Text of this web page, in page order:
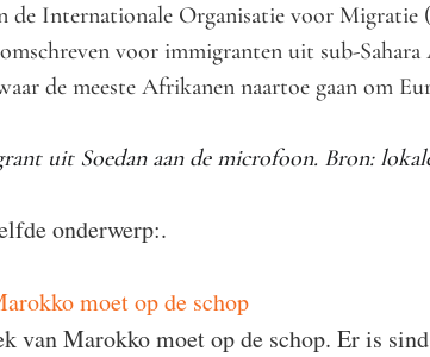
de Internationale Organisatie voor
voor immigranten uit sub-
de meeste Afrikanen naartoe gaan om
uit Soedan aan de microfoon. Bron:
onderwerp:.
moet op de schop
van Marokko moet op de schop. Er is